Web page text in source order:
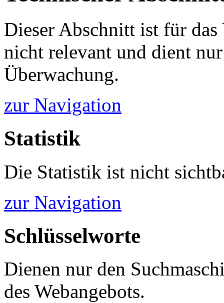
Dieser Abschnitt ist für das
nicht relevant und dient
Überwachung.
zur Navigation
Statistik
Die Statistik ist nicht
zur Navigation
Schlüsselworte
Dienen nur den
des Webangebots.